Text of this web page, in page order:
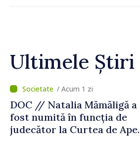
Ultimele Știri
/ Acum 1 zi
DOC // Natalia Mămăligă a
fost numită în funcția de
judecător la Curtea de Apel